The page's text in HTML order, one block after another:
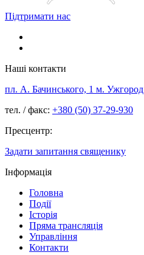
Підтримати нас
Наші контакти
пл. А. Бачинського, 1 м. Ужгород
тел. / факс: +380 (50) 37-29-930
Пресцентр:
Задати запитання священику
Інформація
Головна
Події
Історія
Пряма трансляція
Управління
Контакти